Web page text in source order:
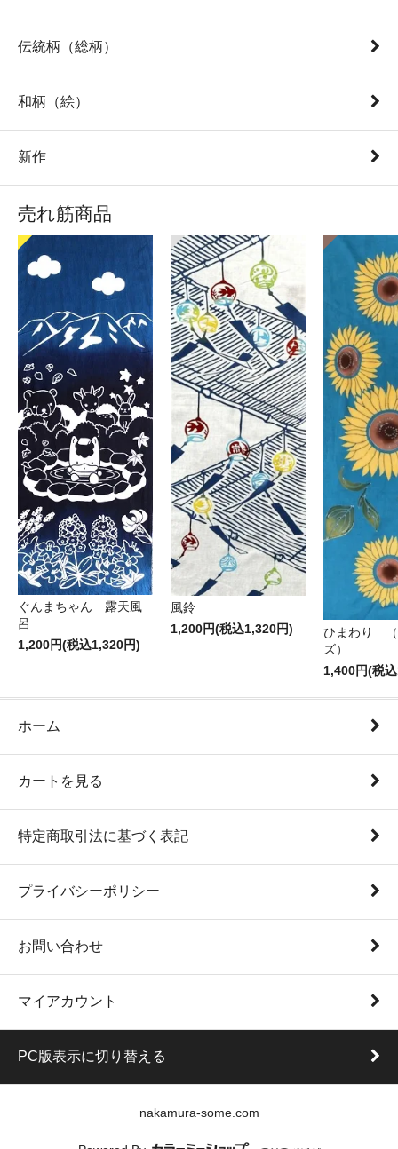
伝統柄（総柄）
和柄（絵）
新作
売れ筋商品
ぐんまちゃん 露天風
呂
1,200円(税込1,320円)
風鈴
1,200円(税込1,320円)
ひまわり （
ズ）
1,400円(税
ホーム
カートを見る
特定商取引法に基づく表記
プライバシーポリシー
お問い合わせ
マイアカウント
PC版表示に切り替える
nakamura-some.com